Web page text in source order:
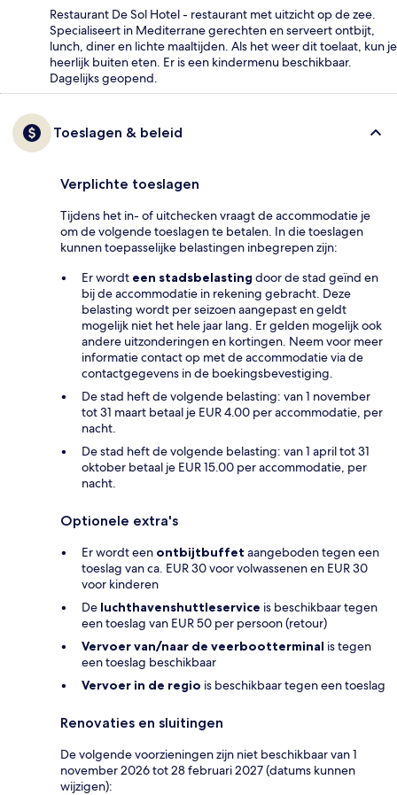
Restaurant De Sol Hotel - restaurant met uitzicht op de zee.
Specialiseert in Mediterrane gerechten en serveert ontbijt,
lunch, diner en lichte maaltijden. Als het weer dit toelaat, kun je
heerlijk buiten eten. Er is een kindermenu beschikbaar.
Dagelijks geopend.
Toeslagen & beleid
Verplichte toeslagen
Tijdens het in- of uitchecken vraagt de accommodatie je
om de volgende toeslagen te betalen. In die toeslagen
kunnen toepasselijke belastingen inbegrepen zijn:
Er wordt een stadsbelasting door de stad geïnd en
bij de accommodatie in rekening gebracht. Deze
belasting wordt per seizoen aangepast en geldt
mogelijk niet het hele jaar lang. Er gelden mogelijk ook
andere uitzonderingen en kortingen. Neem voor meer
informatie contact op met de accommodatie via de
contactgegevens in de boekingsbevestiging.
De stad heft de volgende belasting: van 1 november
tot 31 maart betaal je EUR 4.00 per accommodatie, per
nacht.
De stad heft de volgende belasting: van 1 april tot 31
oktober betaal je EUR 15.00 per accommodatie, per
nacht.
Optionele extra's
Er wordt een ontbijtbuffet aangeboden tegen een
toeslag van ca. EUR 30 voor volwassenen en EUR 30
voor kinderen
De luchthavenshuttleservice is beschikbaar tegen
een toeslag van EUR 50 per persoon (retour)
Vervoer van/naar de veerbootterminal is tegen
een toeslag beschikbaar
Vervoer in de regio is beschikbaar tegen een toeslag
Renovaties en sluitingen
De volgende voorzieningen zijn niet beschikbaar van 1
november 2026 tot 28 februari 2027 (datums kunnen
wijzigen):